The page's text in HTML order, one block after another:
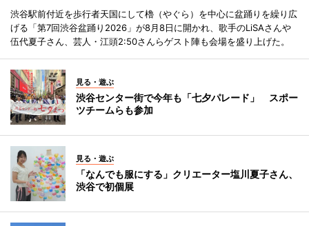
渋谷駅前付近を歩行者天国にして櫓（やぐら）を中心に盆踊りを繰り広
げる「第7回渋谷盆踊り2026」が8月8日に開かれ、歌手のLiSAさんや
伍代夏子さん、芸人・江頭2:50さんらゲスト陣も会場を盛り上げた。
見る・遊ぶ
渋谷センター街で今年も「七夕パレード」 スポー
ツチームらも参加
見る・遊ぶ
「なんでも服にする」クリエーター塩川夏子さん、
渋谷で初個展